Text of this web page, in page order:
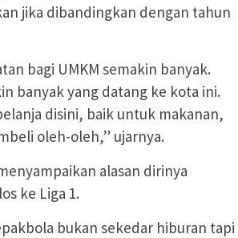
jika dibandingkan dengan tahun
bagi UMKM semakin banyak.
banyak yang datang ke kota ini.
disini, baik untuk makanan,
oleh-oleh,” ujarnya.
alasan dirinya
ke Liga 1.
bukan sekedar hiburan tapi